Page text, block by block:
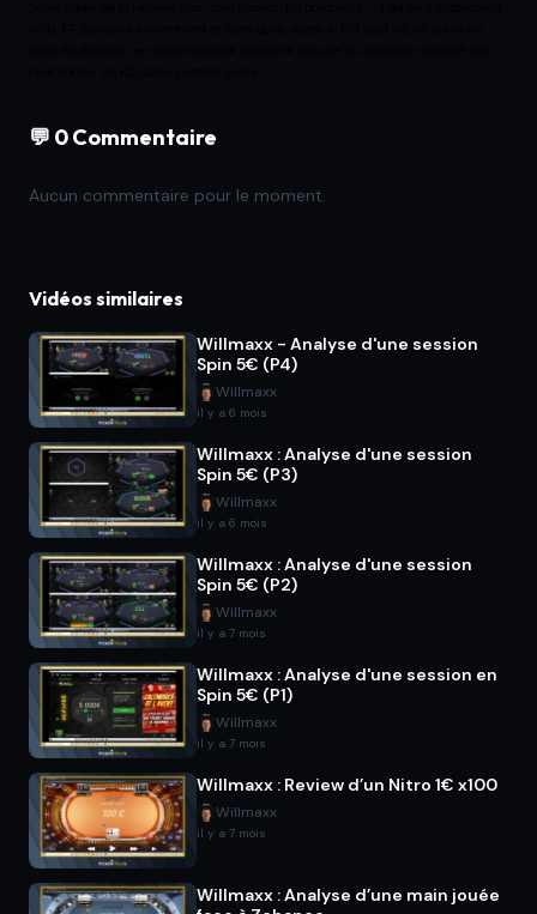
💬 0 Commentaire
Aucun commentaire pour le moment.
Vidéos similaires
Willmaxx - Analyse d'une session
Spin 5€ (P4)
Willmaxx
il y a 6 mois
Willmaxx : Analyse d'une session
Spin 5€ (P3)
Willmaxx
il y a 6 mois
Willmaxx : Analyse d'une session
Spin 5€ (P2)
Willmaxx
il y a 7 mois
Willmaxx : Analyse d'une session en
Spin 5€ (P1)
Willmaxx
il y a 7 mois
Willmaxx : Review d’un Nitro 1€ x100
Willmaxx
il y a 7 mois
Willmaxx : Analyse d’une main jouée